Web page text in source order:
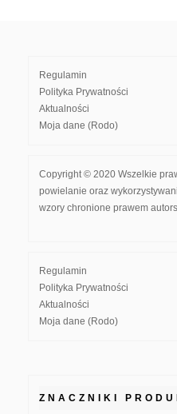
Regulamin
Polityka Prywatności
Aktualności
Moja dane (Rodo)
Copyright © 2020 Wszelkie
powielanie oraz
wzory chronione prawem
Regulamin
Polityka Prywatności
Aktualności
Moja dane (Rodo)
ZNACZNIKI